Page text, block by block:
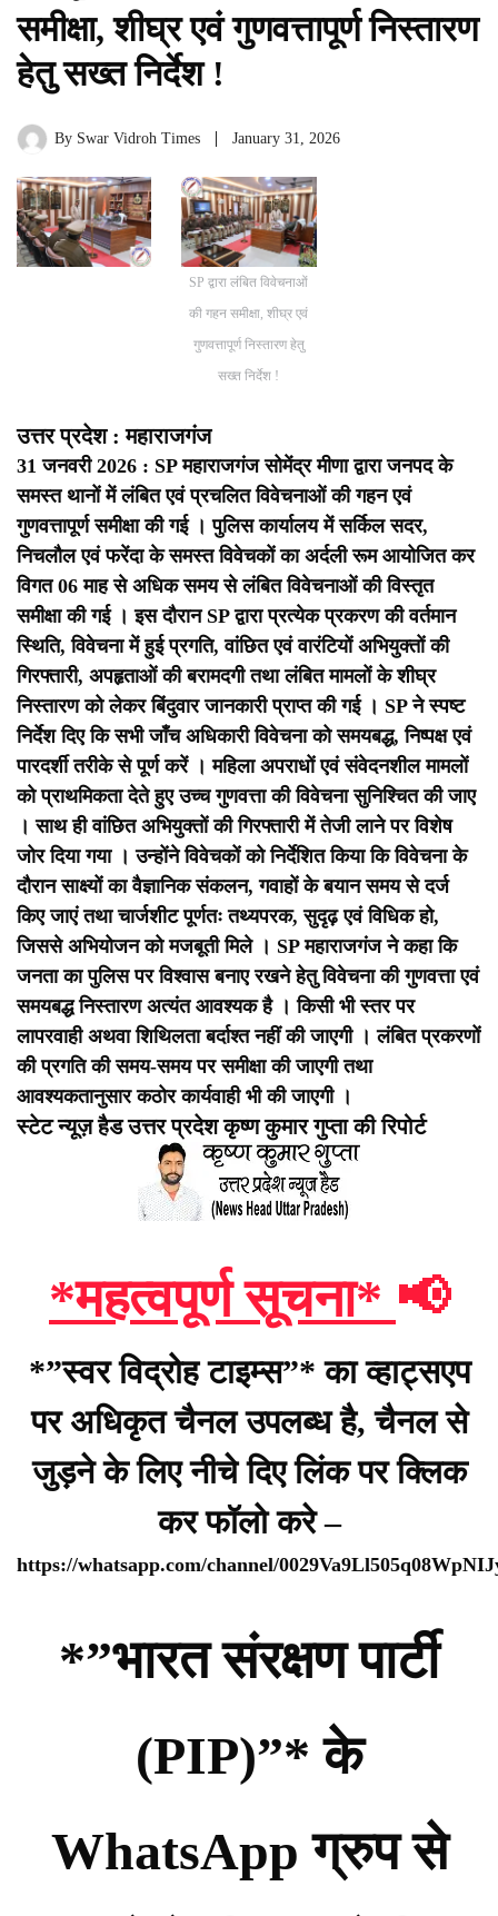
समीक्षा, शीघ्र एवं गुणवत्तापूर्ण निस्तारण
हेतु सख्त निर्देश !
By Swar Vidroh Times January 31, 2026
SP द्वारा लंबित विवेचनाओं
की गहन समीक्षा, शीघ्र एवं
गुणवत्तापूर्ण निस्तारण हेतु
सख्त निर्देश !
उत्तर प्रदेश : महाराजगंज
31 जनवरी 2026 : SP महाराजगंज सोमेंद्र मीणा द्वारा जनपद के
समस्त थानों में लंबित एवं प्रचलित विवेचनाओं की गहन एवं
गुणवत्तापूर्ण समीक्षा की गई । पुलिस कार्यालय में सर्किल सदर,
निचलौल एवं फरेंदा के समस्त विवेचकों का अर्दली रूम आयोजित कर
विगत 06 माह से अधिक समय से लंबित विवेचनाओं की विस्तृत
समीक्षा की गई ।इस दौरान SP द्वारा प्रत्येक प्रकरण की वर्तमान
स्थिति, विवेचना में हुई प्रगति, वांछित एवं वारंटियों अभियुक्तों की
गिरफ्तारी, अपहृताओं की बरामदगी तथा लंबित मामलों के शीघ्र
निस्तारण को लेकर बिंदुवार जानकारी प्राप्त की गई । SP ने स्पष्ट
निर्देश दिए कि सभी जाँच अधिकारी विवेचना को समयबद्ध, निष्पक्ष एवं
पारदर्शी तरीके से पूर्ण करें । महिला अपराधों एवं संवेदनशील मामलों
को प्राथमिकता देते हुए उच्च गुणवत्ता की विवेचना सुनिश्चित की जाए
। साथ ही वांछित अभियुक्तों की गिरफ्तारी में तेजी लाने पर विशेष
जोर दिया गया ।उन्होंने विवेचकों को निर्देशित किया कि विवेचना के
दौरान साक्ष्यों का वैज्ञानिक संकलन, गवाहों के बयान समय से दर्ज
किए जाएं तथा चार्जशीट पूर्णतः तथ्यपरक, सुदृढ़ एवं विधिक हो,
जिससे अभियोजन को मजबूती मिले । SP महाराजगंज ने कहा कि
जनता का पुलिस पर विश्वास बनाए रखने हेतु विवेचना की गुणवत्ता एवं
समयबद्ध निस्तारण अत्यंत आवश्यक है । किसी भी स्तर पर
लापरवाही अथवा शिथिलता बर्दाश्त नहीं की जाएगी । लंबित प्रकरणों
की प्रगति की समय-समय पर समीक्षा की जाएगी तथा
आवश्यकतानुसार कठोर कार्यवाही भी की जाएगी ।
स्टेट न्यूज़ हैड उत्तर प्रदेश कृष्ण कुमार गुप्ता की रिपोर्ट
*महत्वपूर्ण सूचना* 📢
*”स्वर विद्रोह टाइम्स”* का व्हाट्सएप
पर अधिकृत चैनल उपलब्ध है, चैनल से
जुड़ने के लिए नीचे दिए लिंक पर क्लिक
कर फॉलो करे –
https://whatsapp.com/channel/
*”भारत संरक्षण पार्टी
(PIP)”* के
WhatsApp ग्रुप से